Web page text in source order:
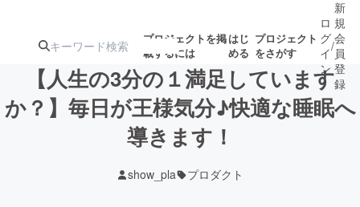
プロジェクトを掲
載するには
はじ
める
プロジェクト
をさがす
注目の新着プロ
ジェクト
募集終了が近いプ
ロジェクト
ロ
グ
イ
ン
/
新
規
会
員
登
録
【人生の3分の１満足しています
か？】毎日が王様気分♪快適な睡眠へ
導きます！
show_pla プロダクト